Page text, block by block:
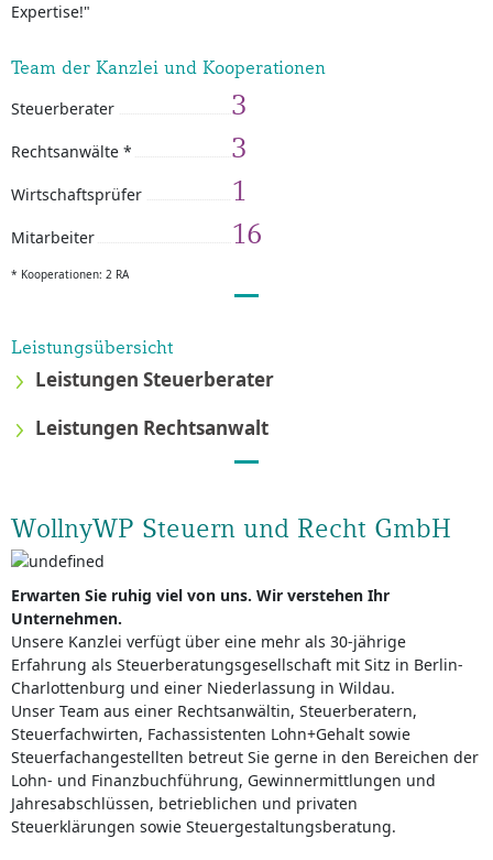
Expertise!"
Team der Kanzlei und Kooperationen
Steuerberater 3
Rechtsanwälte * 3
Wirtschaftsprüfer 1
Mitarbeiter 16
* Kooperationen: 2 RA
Leistungsübersicht
Leistungen Steuerberater
Leistungen Rechtsanwalt
WollnyWP Steuern und Recht GmbH
Erwarten Sie ruhig viel von uns. Wir verstehen Ihr
Unternehmen.
Unsere Kanzlei verfügt über eine mehr als 30-jährige
Erfahrung als Steuerberatungsgesellschaft mit Sitz in Berlin-
Charlottenburg und einer Niederlassung in Wildau.
Unser Team aus einer Rechtsanwältin, Steuerberatern,
Steuerfachwirten, Fachassistenten Lohn+Gehalt sowie
Steuerfachangestellten betreut Sie gerne in den Bereichen der
Lohn- und Finanzbuchführung, Gewinnermittlungen und
Jahresabschlüssen, betrieblichen und privaten
Steuerklärungen sowie Steuergestaltungsberatung.